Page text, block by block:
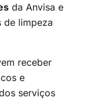
da Anvisa e
de limpeza
receber
e
serviços